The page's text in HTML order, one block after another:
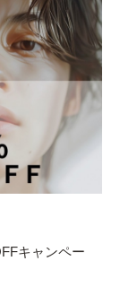
キャンペー